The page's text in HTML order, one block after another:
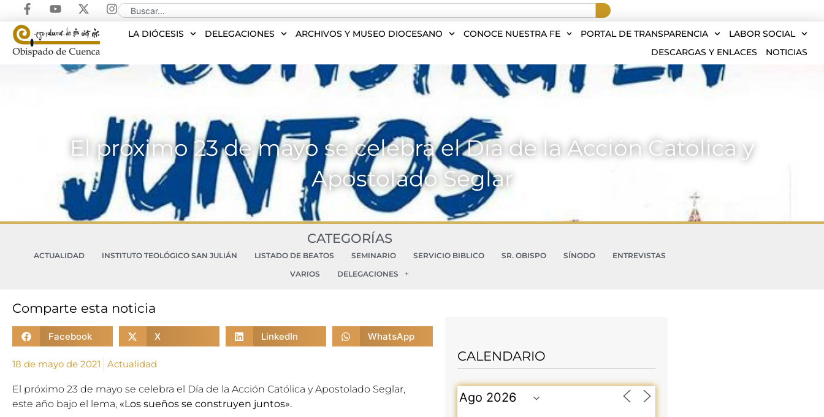
LA DIÓCESIS DELEGACIONES ARCHIVOS Y MUSEO DIOCESANO CONOCE NUESTRA FE PORTAL DE TRANSPARENCIA
LABOR SOCIAL
DESCARGAS Y ENLACES
NOTICIAS
El próximo 23 de mayo se celebra el Día de la Acción Católica y
Apostolado Seglar
CATEGORÍAS
ACTUALIDAD INSTITUTO TEOLÓGICO SAN JULIÁN LISTADO DE BEATOS SEMINARIO SERVICIO BIBLICO SR. OBISPO SÍNODO
ENTREVISTAS
VARIOS
DELEGACIONES
Comparte esta noticia
Facebook X LinkedIn WhatsApp
18 de mayo de 2021 Actualidad
El próximo 23 de mayo se celebra el Día de la Acción Católica y Apostolado Seglar,
este año bajo el lema, «Los sueños se construyen juntos».
CALENDARIO